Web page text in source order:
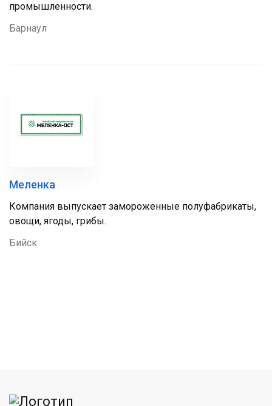
промышленности.
Барнаул
Меленка
Компания выпускает замороженные полуфабрикаты,
овощи, ягоды, грибы.
Бийск